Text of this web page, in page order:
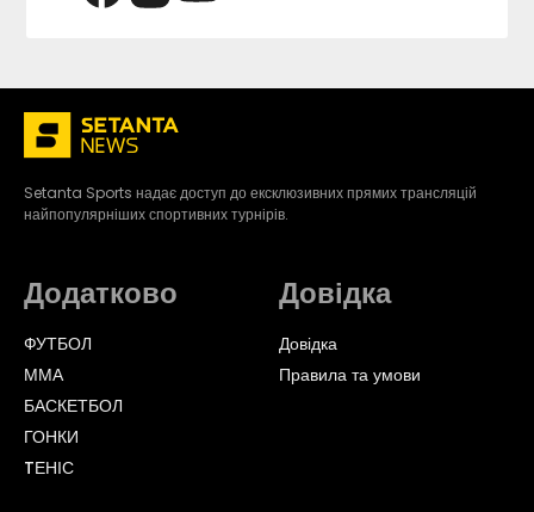
Setanta Sports надає доступ до ексклюзивних прямих трансляцій
найпопулярніших спортивних турнірів.
Додатково
ФУТБОЛ
ММА
БАСКЕТБОЛ
ГОНКИ
TЕНІС
Довідка
Довідка
Правила та умови